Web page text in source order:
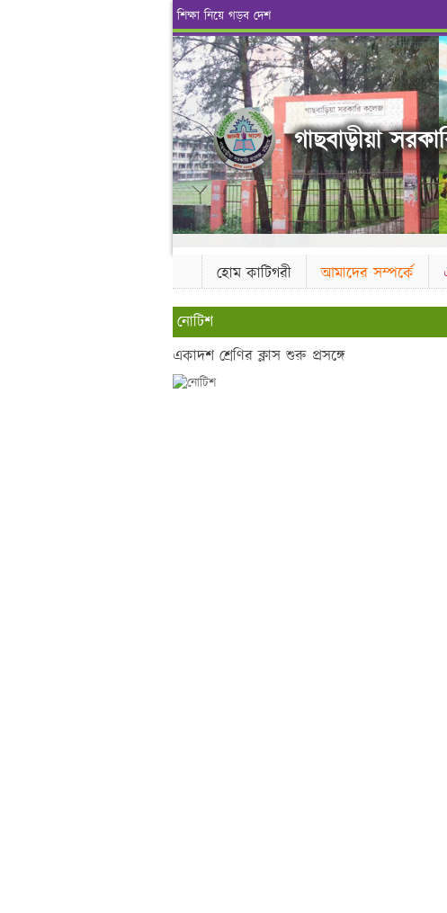
শিক্ষা নিয়ে গড়ব দেশ
গাছবাড়ীয়া
হোম কাটিগরী আমাদের সম্পর্কে
নোটিশ
একাদশ শ্রেণির ক্লাস শুরু প্রসঙ্গে